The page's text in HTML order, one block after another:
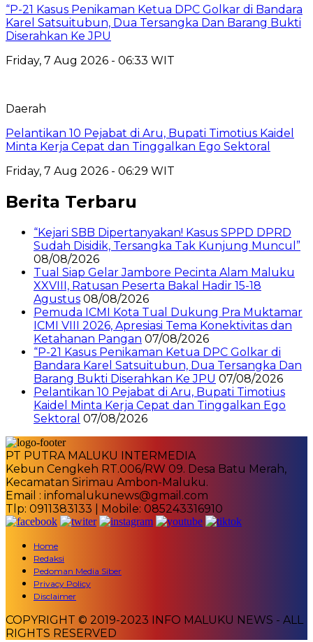
“P-21 Kasus Penikaman Ketua DPC Golkar di Bandara
Karel Satsuitubun, Dua Tersangka Dan Barang Bukti
Diserahkan Ke JPU
Friday, 7 Aug 2026 - 06:33 WIT
Daerah
Pelantikan 10 Pejabat di Aru, Bupati Timotius Kaidel
Minta Kerja Cepat dan Tinggalkan Ego Sektoral
Friday, 7 Aug 2026 - 06:29 WIT
Berita Terbaru
“Kejari SBB Dipertanyakan! Kasus SPPD DPRD
Sudah Disidik, Tersangka Tak Kunjung Muncul”
08/08/2026
Tual Siap Gelar Jambore Pecinta Alam Maluku
XXVIII, Ratusan Peserta Bakal Hadir 15-18
Agustus 08/08/2026
Pemuda ICMI Kota Tual Dukung Pra Muktamar
ICMI VIII 2026, Apresiasi Tema Konektivitas dan
Ketahanan Pangan 07/08/2026
“P-21 Kasus Penikaman Ketua DPC Golkar di
Bandara Karel Satsuitubun, Dua Tersangka Dan
Barang Bukti Diserahkan Ke JPU 07/08/2026
Pelantikan 10 Pejabat di Aru, Bupati Timotius
Kaidel Minta Kerja Cepat dan Tinggalkan Ego
Sektoral 07/08/2026
PT PUTRA MALUKU INTERMEDIA
Kebun Cengkeh RT.006/RW 09. Desa Batu Merah,
Kecamatan Sirimau Ambon-Maluku.
Email : infomalukunews@gmail.com
Tlp: 0911383133 | Mobile: 085243316910
Home
Redaksi
Pedoman Media Siber
Privacy Policy
Disclaimer
COPYRIGHT © 2019-2023 INFO MALUKU NEWS - ALL
RIGHTS RESERVED